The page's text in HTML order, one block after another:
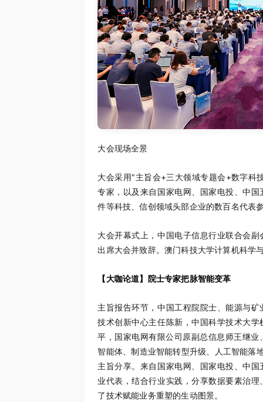
大会现场全景
大会采用"主旨会+三大领域专题会+数字科
专家，以及来自国家电网、国家电投、中
件等科技、信创领域头部企业的数百名代表
大会开幕式上，中国电子信息行业联合会
出席大会并致辞。澳门科技大学计算机科学
【大咖论道】院士专家把脉智能变革
主旨报告环节，中国工程院院士、能源与
技术创新中心主任陈新，中国科学技术大
平，国家电网有限公司原副总信息师王继
智能体、制造业智能转型升级、人工智能落
主旨分享。来自国家电网、国家电投、中
业代表，结合行业实践，分享数据要素治
了技术赋能业务重塑的生动图景。